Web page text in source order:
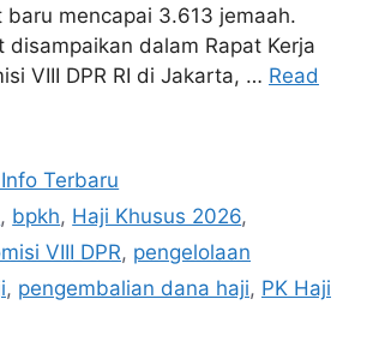
mencapai 3.613 jemaah.
disampaikan dalam Rapat Kerja
VIII DPR RI di Jakarta, … Read
Terbaru
, bpkh, Haji Khusus 2026,
VIII DPR, pengelolaan
, pengembalian dana haji, PK Haji